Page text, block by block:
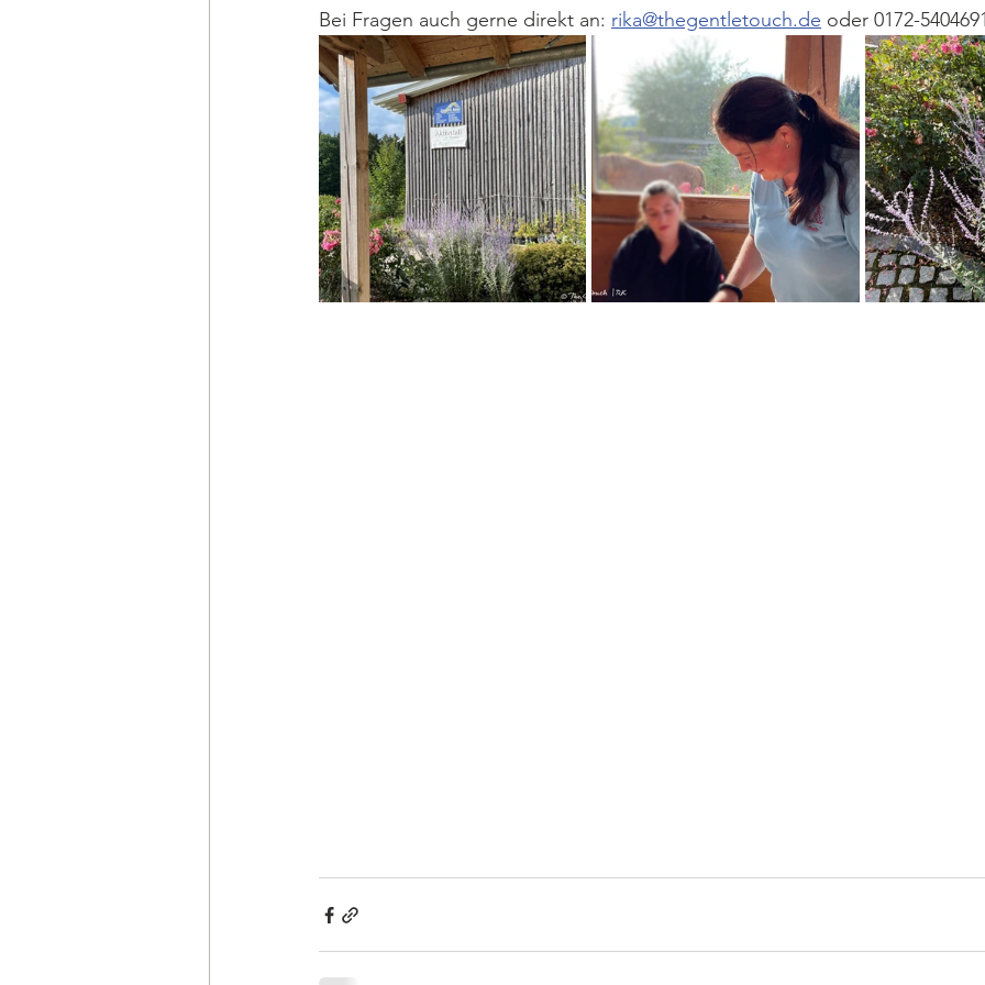
Bei Fragen auch gerne direkt an: rika@thegentletouch.de oder 0172-